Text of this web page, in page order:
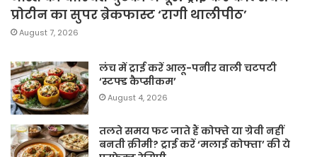
प्रोटीन का सुपर ब्रेकफास्ट ‘रागी थालीपीठ’
August 7, 2026
लंच में ट्राई करें आलू-पनीर वाली चटपटी
‘स्टफ्ड कैप्सीकम’
August 4, 2026
तलते समय फट जाते हैं कोफ्ते या ग्रेवी नहीं
बनती क्रीमी? ट्राई करें ‘मलाई कोफ्ता’ की ये